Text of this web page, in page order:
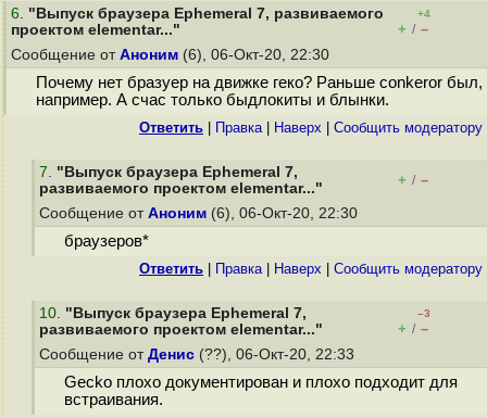
6. "Выпуск браузера Ephemeral 7, развиваемого
проектом elementar..."
+4
+ / –
Сообщение от Аноним (6), 06-Окт-20, 22:30
Почему нет бразуер на движке геко? Раньше conkeror был,
например. А счас только быдлокиты и блынки.
Ответить Правка| Наверх Cообщить модератору
7. "Выпуск браузера Ephemeral 7,
развиваемого проектом elementar..."
+ / –
Сообщение от Аноним (6), 06-Окт-20, 22:30
браузеров*
Ответить Правка| Наверх Cообщить модератору
10. "Выпуск браузера Ephemeral 7,
развиваемого проектом elementar..."
–3
+ / –
Сообщение от Денис (??), 06-Окт-20, 22:33
Gecko плохо документирован и плохо подходит для
встраивания.